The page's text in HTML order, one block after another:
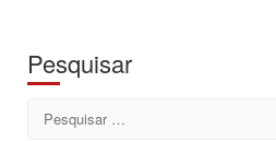
Pesquisar
Pesquisar